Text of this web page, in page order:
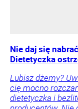
Nie daj się
Dietetyczka
Lubisz dżemy?
cię mocno
dietetyczka i